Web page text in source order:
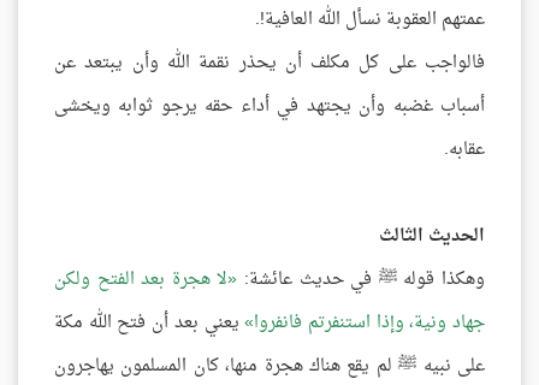
عمتهم العقوبة نسأل الله العافية!.
فالواجب على كل مكلف أن يحذر نقمة الله وأن يبتعد عن
أسباب غضبه وأن يجتهد في أداء حقه يرجو ثوابه ويخشى
عقابه.
الحديث الثالث
وهكذا قوله ﷺ في حديث عائشة: لا هجرة بعد الفتح ولكن
جهاد ونية، وإذا استنفرتم فانفروا يعني بعد أن فتح الله مكة
على نبيه ﷺ لم يقع هناك هجرة منها، كان المسلمون يهاجرون